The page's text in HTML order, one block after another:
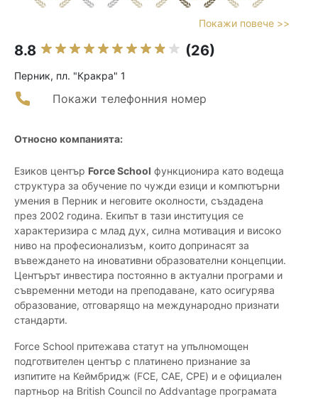
Покажи повече >>
8.8 (26)
Перник, пл. "Кракра" 1
Покажи телефонния номер
Относно компанията:
Езиков център Force School функционира като водеща
структура за обучение по чужди езици и компютърни
умения в Перник и неговите околности, създадена
през 2002 година. Екипът в тази институция се
характеризира с млад дух, силна мотивация и високо
ниво на професионализъм, които допринасят за
въвеждането на иновативни образователни концепции.
Центърът инвестира постоянно в актуални програми и
съвременни методи на преподаване, като осигурява
образование, отговарящо на международно признати
стандарти.
Force School притежава статут на упълномощен
подготвителен център с платинено признание за
изпитите на Кеймбридж (FCE, CAE, CPE) и е официален
партньор на British Council по Addvantage програмата